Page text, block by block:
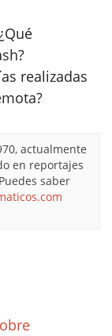
realizadas
actualmente
en reportajes
saber